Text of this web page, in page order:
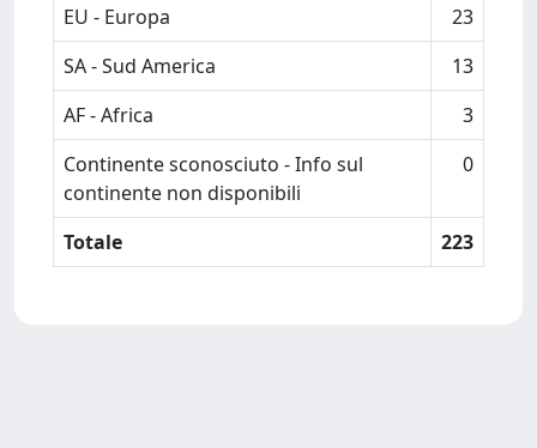
EU - Europa
23
SA - Sud America
13
AF - Africa
3
Continente sconosciuto - Info sul
continente non disponibili
0
Totale 223